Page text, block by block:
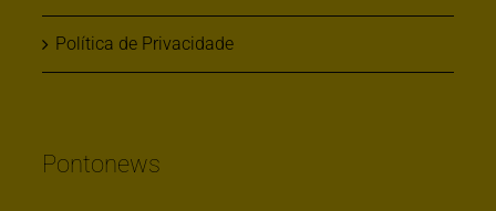
Política de Privacidade
Pontonews